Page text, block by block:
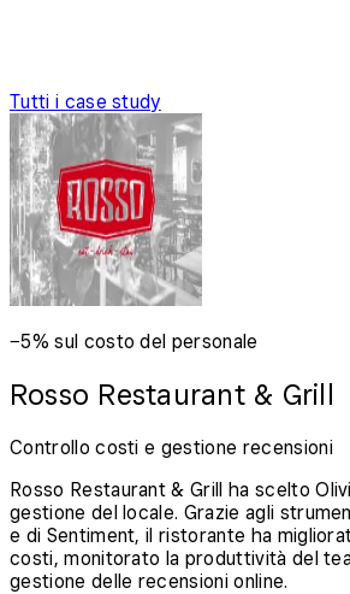
Tutti i case study
−5% sul costo del personale
Rosso Restaurant & Grill
Controllo costi e gestione recensioni
Rosso Restaurant & Grill ha scelto
gestione del locale. Grazie agli
e di Sentiment, il ristorante ha
costi, monitorato la produttività del
gestione delle recensioni online.